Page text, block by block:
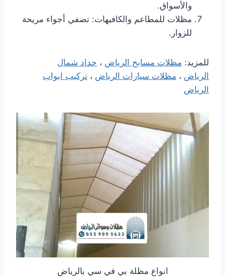
والأسواق.
مظلات للمطاعم والكافيهات: تضفي أجواء مريحة
للزوار.
للمزيد: مظلات مسابح الرياض ، حداد شمال
الرياض ، مظلات سيارات الرياض ، تركيب ابواب
الرياض
انواع مظلة بي في سي بالرياض